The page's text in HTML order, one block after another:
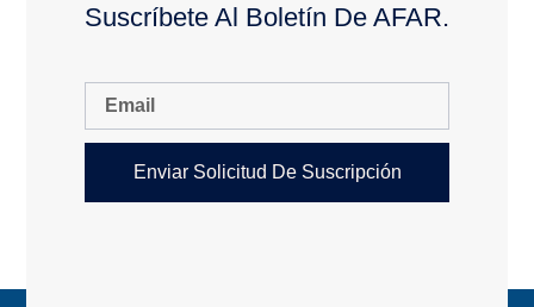
Suscríbete Al Boletín De AFAR.
Enviar Solicitud De Suscripción